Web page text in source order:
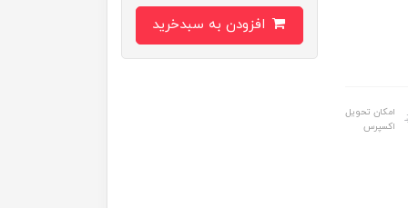
امکان تحویل
اکسپرس